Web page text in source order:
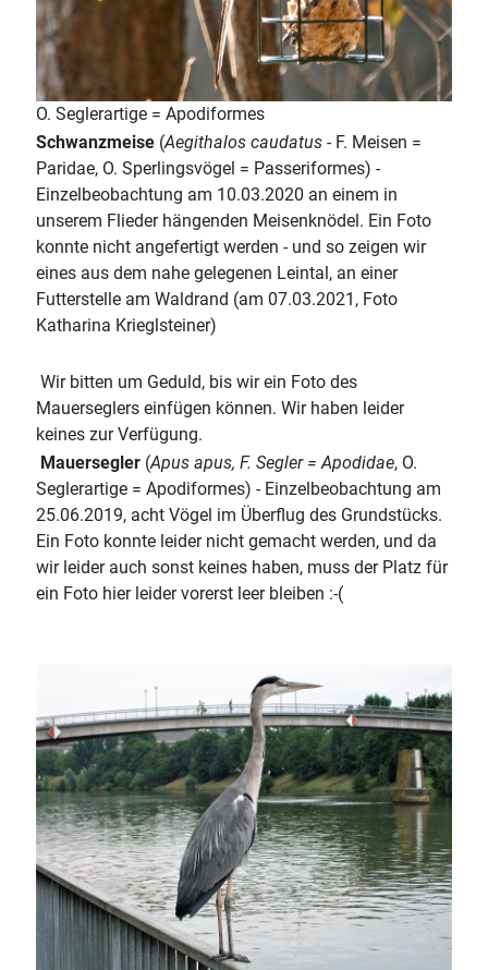
O. Seglerartige = Apodiformes
Schwanzmeise (Aegithalos caudatus - F. Meisen =
Paridae, O. Sperlingsvögel = Passeriformes) -
Einzelbeobachtung am 10.03.2020 an einem in
unserem Flieder hängenden Meisenknödel. Ein Foto
konnte nicht angefertigt werden - und so zeigen wir
eines aus dem nahe gelegenen Leintal, an einer
Futterstelle am Waldrand (am 07.03.2021, Foto
Katharina Krieglsteiner)
Wir bitten um Geduld, bis wir ein Foto des
Mauerseglers einfügen können. Wir haben leider
keines zur Verfügung.
Mauersegler (Apus apus, F. Segler = Apodidae, O.
Seglerartige = Apodiformes) - Einzelbeobachtung am
25.06.2019, acht Vögel im Überflug des Grundstücks.
Ein Foto konnte leider nicht gemacht werden, und da
wir leider auch sonst keines haben, muss der Platz für
ein Foto hier leider vorerst leer bleiben :-(